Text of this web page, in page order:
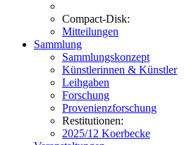
Compact-Disk:
Mitteilungen
Sammlung
Sammlungskonzept
Künstlerinnen & Künstler
Leihgaben
Forschung
Provenienzforschung
Restitutionen:
2025/12 Koerbecke